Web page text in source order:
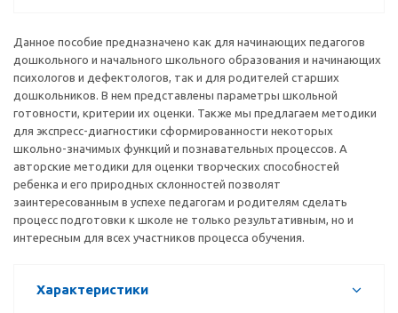
Данное пособие предназначено как для начинающих педагогов
дошкольного и начального школьного образования и начинающих
психологов и дефектологов, так и для родителей старших
дошкольников. В нем представлены параметры школьной
готовности, критерии их оценки. Также мы предлагаем методики
для экспресс-диагностики сформированности некоторых
школьно-значимых функций и познавательных процессов. А
авторские методики для оценки творческих способностей
ребенка и его природных склонностей позволят
заинтересованным в успехе педагогам и родителям сделать
процесс подготовки к школе не только результативным, но и
интересным для всех участников процесса обучения.
Характеристики